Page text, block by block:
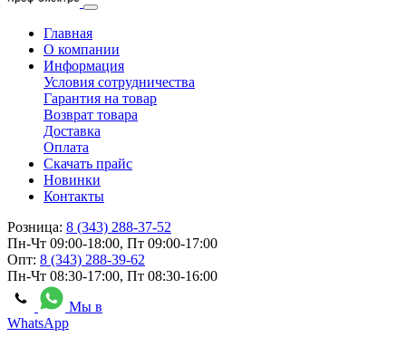
Главная
О компании
Информация
Условия сотрудничества
Гарантия на товар
Возврат товара
Доставка
Оплата
Скачать прайс
Новинки
Контакты
Розница: 8 (343) 288-37-52
Пн-Чт 09:00-18:00, Пт 09:00-17:00
Опт: 8 (343) 288-39-62
Пн-Чт 08:30-17:00, Пт 08:30-16:00
Мы в
WhatsApp